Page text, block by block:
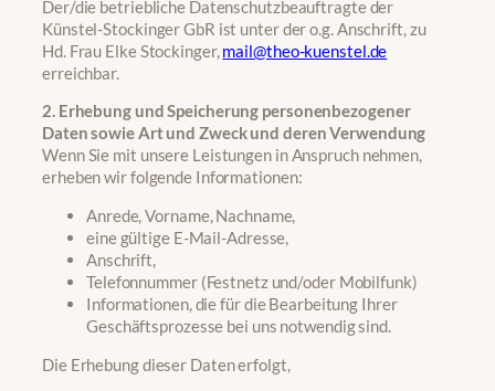
Der/die betriebliche Datenschutzbeauftragte der
Künstel-Stockinger GbR ist unter der o.g. Anschrift, zu
Hd. Frau Elke Stockinger,mail@theo-kuenstel.de
erreichbar.
2. Erhebung und Speicherung personenbezogener
Daten sowie Art und Zweck und deren Verwendung
Wenn Sie mit unsere Leistungen in Anspruch nehmen,
erheben wir folgende Informationen:
Anrede, Vorname, Nachname,
eine gültige E-Mail-Adresse,
Anschrift,
Telefonnummer (Festnetz und/oder Mobilfunk)
Informationen, die für die Bearbeitung Ihrer
Geschäftsprozesse bei uns notwendig sind.
Die Erhebung dieser Daten erfolgt,